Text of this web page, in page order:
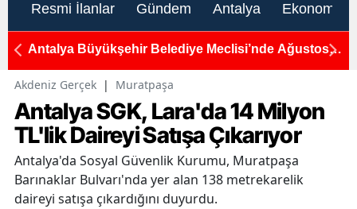
Resmi İlanlar Gündem Antalya Ekonomi
Antalya Büyükşehir Belediye Meclisi’nde Ağustos
Akdeniz Gerçek | Muratpaşa
Antalya SGK, Lara'da 14 Milyon
TL'lik Daireyi Satışa Çıkarıyor
Antalya'da Sosyal Güvenlik Kurumu, Muratpaşa
Barınaklar Bulvarı'nda yer alan 138 metrekarelik
daireyi satışa çıkardığını duyurdu.